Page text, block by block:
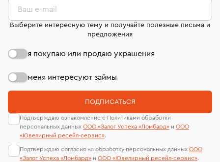
Ваш e-mail
Выберите интересную тему и получайте полезные письма и
предложения
я покупаю или продаю украшения
меня интересуют займы
ПОДПИСАТЬСЯ
Подтверждаю ознакомление с Политиками обработки
персональных данных ООО «Залог Успеха «Ломбард» и ООО
«Ювелирный ресейл-сервиc».
Подтверждаю согласия на обработку персональных данных ООО
«Залог Успеха «Ломбард» и ООО «Ювелирный ресейл-сервиc».